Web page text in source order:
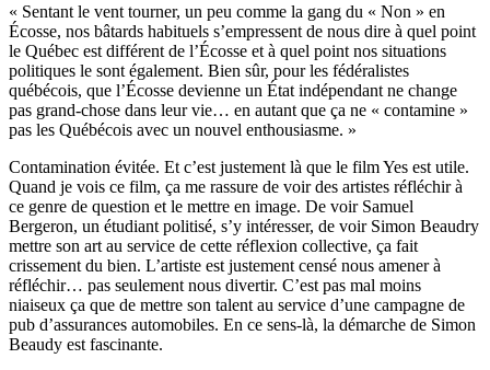
« Sentant le vent tourner, un peu comme la gang du « Non » en
Écosse, nos bâtards habituels s’empressent de nous dire à quel point
le Québec est différent de l’Écosse et à quel point nos situations
politiques le sont également. Bien sûr, pour les fédéralistes
québécois, que l’Écosse devienne un État indépendant ne change
pas grand-chose dans leur vie… en autant que ça ne « contamine »
pas les Québécois avec un nouvel enthousiasme. »
Contamination évitée. Et c’est justement là que le film Yes est utile.
Quand je vois ce film, ça me rassure de voir des artistes réfléchir à
ce genre de question et le mettre en image. De voir Samuel
Bergeron, un étudiant politisé, s’y intéresser, de voir Simon Beaudry
mettre son art au service de cette réflexion collective, ça fait
crissement du bien. L’artiste est justement censé nous amener à
réfléchir… pas seulement nous divertir. C’est pas mal moins
niaiseux ça que de mettre son talent au service d’une campagne de
pub d’assurances automobiles. En ce sens-là, la démarche de Simon
Beaudy est fascinante.